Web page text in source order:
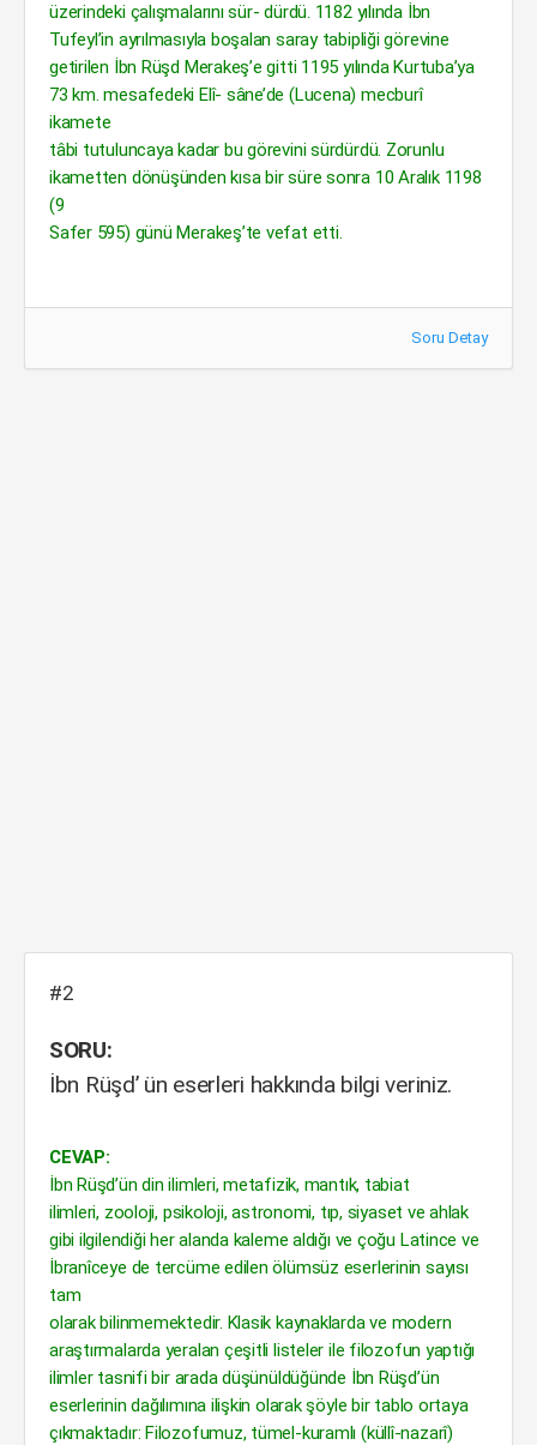
üzerindeki çalışmalarını sür- dürdü. 1182 yılında İbn
Tufeyl’in ayrılmasıyla boşalan saray tabipliği görevine
getirilen İbn Rüşd Merakeş’e gitti 1195 yılında Kurtuba’ya
73 km. mesafedeki Elî- sâne’de (Lucena) mecburî
ikamete
tâbi tutuluncaya kadar bu görevini sürdürdü. Zorunlu
ikametten dönüşünden kısa bir süre sonra 10 Aralık 1198
(9
Safer 595) günü Merakeş’te vefat etti.
Soru Detay
#2
SORU:
İbn Rüşd’ ün eserleri hakkında bilgi veriniz.
CEVAP:
İbn Rüşd’ün din ilimleri, metafizik, mantık, tabiat
ilimleri, zooloji, psikoloji, astronomi, tıp, siyaset ve ahlak
gibi ilgilendiği her alanda kaleme aldığı ve çoğu Latince ve
İbranîceye de tercüme edilen ölümsüz eserlerinin sayısı
tam
olarak bilinmemektedir. Klasik kaynaklarda ve modern
araştırmalarda yeralan çeşitli listeler ile filozofun yaptığı
ilimler tasnifi bir arada düşünüldüğünde İbn Rüşd’ün
eserlerinin dağılımına ilişkin olarak şöyle bir tablo ortaya
çıkmaktadır: Filozofumuz, tümel-kuramlı (küllî-nazarî)